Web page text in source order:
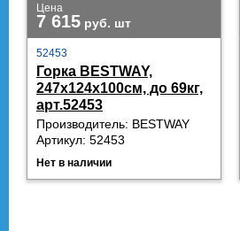
Цена
7 615 руб. шт
52453
Горка BESTWAY,
247х124х100см, до 69кг,
арт.52453
Производитель: BESTWAY
Артикул: 52453
Нет в наличии